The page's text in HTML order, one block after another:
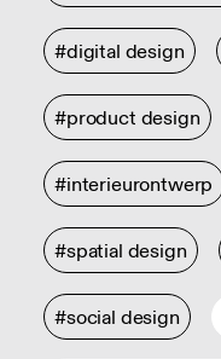
#digital design
#product design
#interieurontwerp
#spatial design
#social design